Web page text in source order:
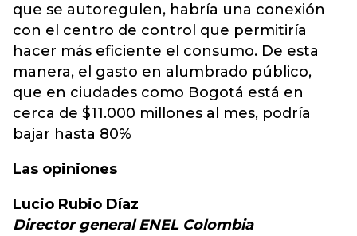
que se autoregulen, habría una conexión
con el centro de control que permitiría
hacer más eficiente el consumo. De esta
manera, el gasto en alumbrado público,
que en ciudades como Bogotá está en
cerca de $11.000 millones al mes, podría
bajar hasta 80%
Las opiniones
Lucio Rubio Díaz
Director general ENEL Colombia